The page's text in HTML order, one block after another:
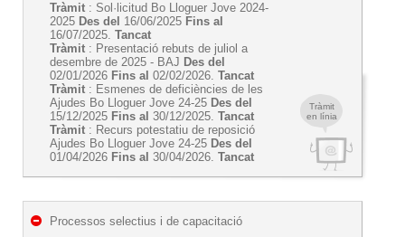
Tràmit
en línia
Tràmit : Sol·licitud Bo Lloguer Jove 2024-
2025 Des del 16/06/2025 Fins al
16/07/2025. Tancat
Tràmit : Presentació rebuts de juliol a
desembre de 2025 - BAJ Des del
02/01/2026 Fins al 02/02/2026. Tancat
Tràmit : Esmenes de deficiències de les
Ajudes Bo Lloguer Jove 24-25 Des del
15/12/2025 Fins al 30/12/2025. Tancat
Tràmit : Recurs potestatiu de reposició
Ajudes Bo Lloguer Jove 24-25 Des del
01/04/2026 Fins al 30/04/2026. Tancat
Processos selectius i de capacitació